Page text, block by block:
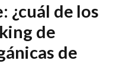
¿cuál de los
de
de